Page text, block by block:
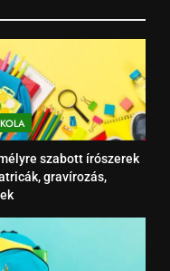
helye
tollnak az
írószerek –
színek
szabott írószerek
gravírozás,